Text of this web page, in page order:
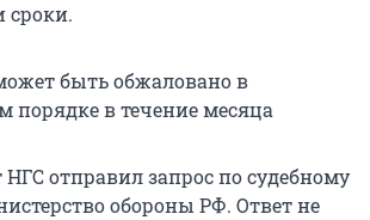
сроки.
быть обжаловано в
порядке в течение месяца
НГС отправил запрос по судебному
обороны РФ. Ответ не